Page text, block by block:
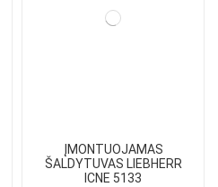
ĮMONTUOJAMAS
ŠALDYTUVAS LIEBHERR
ICNE 5133